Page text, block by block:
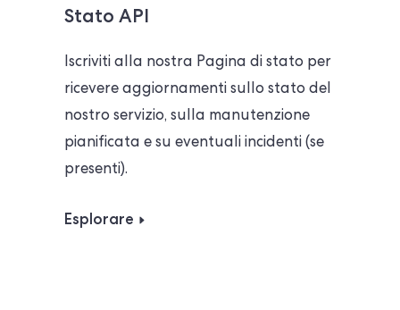
Stato API
Iscriviti alla nostra Pagina di stato per
ricevere aggiornamenti sullo stato del
nostro servizio, sulla manutenzione
pianificata e su eventuali incidenti (se
presenti).
Esplorare